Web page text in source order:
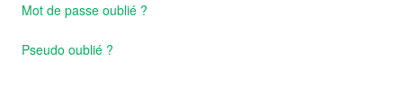
Mot de passe oublié ?
Pseudo oublié ?